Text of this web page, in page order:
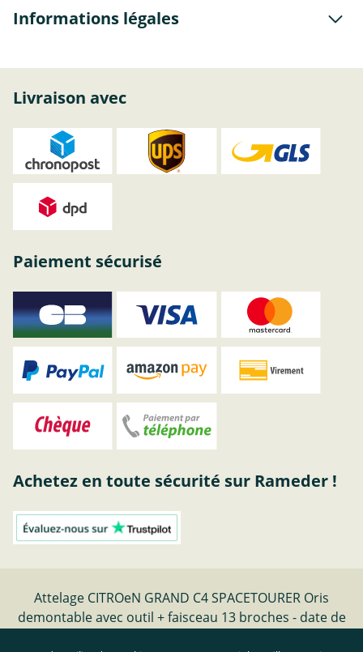
Informations légales
Livraison avec
Paiement sécurisé
Achetez en toute sécurité sur Rameder !
Attelage CITROeN GRAND C4 SPACETOURER Oris
demontable avec outil + faisceau 13 broches - date de